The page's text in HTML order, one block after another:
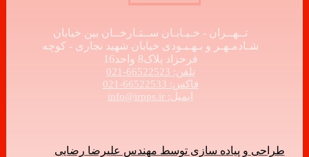
تــهــران - خـیـابـان ســتـارخــان بین خیابان
شـادمـهـر و بـهـبـودی خیابان شهید نجاری - کوچه
فرحزاد پلاک8 واحد16
تلفن: 66522523-021
فاکس: 66522533-021
ایمیل: info@irpps.ir
طراحی و پیاده سازی توسط مهندس علیرضا رضایی